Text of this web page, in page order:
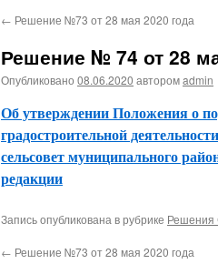
← Решение №73 от 28 мая 2020 года
Решение № 74 от 28
Опубликовано 08.06.2020 авторомadmin
Об утверждении Положения о
градостроительной
сельсовет муниципального
редакции
Запись опубликована в рубрике
← Решение №73 от 28 мая 2020 года